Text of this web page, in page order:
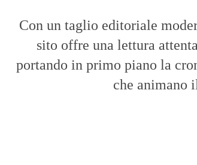
Con un taglio editoriale
sito offre una lettura
portando in primo piano la
che animano